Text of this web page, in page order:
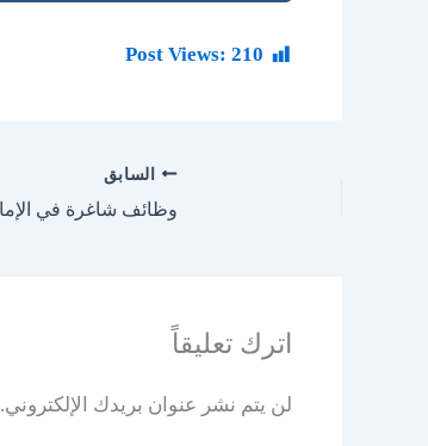
Post Views: 210
السابق
اترك تعليقاً
لن يتم نشر عنوان بريدك الإلكتروني.